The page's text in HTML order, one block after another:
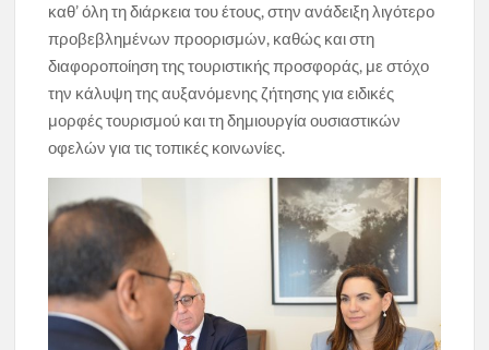
καθ’ όλη τη διάρκεια του έτους, στην ανάδειξη λιγότερο
προβεβλημένων προορισμών, καθώς και στη
διαφοροποίηση της τουριστικής προσφοράς, με στόχο
την κάλυψη της αυξανόμενης ζήτησης για ειδικές
μορφές τουρισμού και τη δημιουργία ουσιαστικών
οφελών για τις τοπικές κοινωνίες.